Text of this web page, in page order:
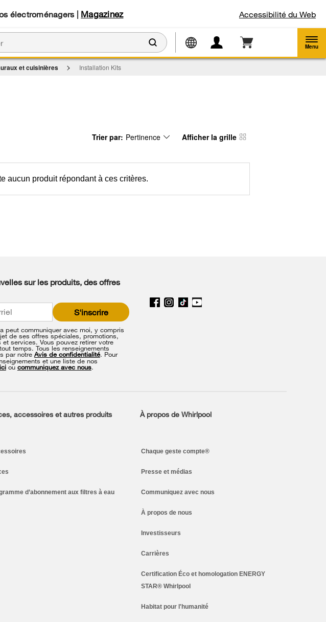
électroménagers | Magazinez Accessibilité du Web
Menu
et cuisinières Installation Kits
Content
has
changed
Trier par:
Changing
option
page
will
updating
Pertinence Afficher la grille
aucun produit répondant à ces critères.
sur les produits, des offres
S'inscrire
peut communiquer avec moi, y compris
de ses offres spéciales, promotions,
services. Vous pouvez retirer votre
temps. Tous les renseignements
par notre Avis de confidentialité. Pour
et une liste de nos
ou communiquez avec nous.
accessoires et autres produits
d’abonnement aux filtres à eau
À propos de Whirlpool
Chaque geste compte®
Presse et médias
Communiquez avec nous
À propos de nous
Investisseurs
Carrières
Certification Éco et homologation ENERGY
STAR® Whirlpool
Habitat pour l'humanité